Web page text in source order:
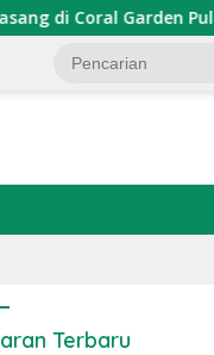
Pulau Barrang Caddi
Terbaru